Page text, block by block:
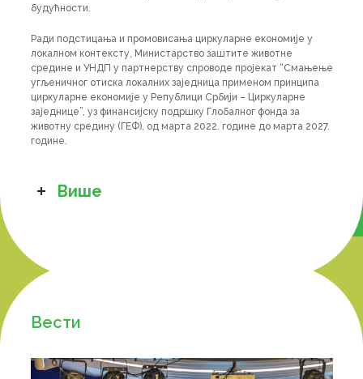
будућности.
Ради подстицања и промовисања циркуларне економије у
локалном контексту, Министарство заштите животне
средине и УНДП у партнерству спроводе пројекат “Смањење
угљеничног отиска локалних заједница применом принципа
циркуларне економије у Републици Србији – Циркуларне
заједнице”, уз финансијску подршку Глобалног фонда за
животну средину (ГЕФ), од марта 2022. године до марта 2027.
године.
Више
Вести